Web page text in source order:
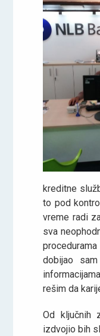
kreditne
to pod
vreme radi
sva
dobijao
rešim da
Od ključnih
izdvojio bih